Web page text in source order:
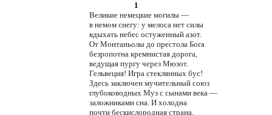
1
Великие немецкие могилы —
в немом снегу: у мелоса нет силы
вдыхать небес остуженный азот.
От Монтаньолы до престола Бога
безропотна кремнистая дорога,
ведущая пургу через Мюзот.
Гельвеция! Игра стеклянных бус!
Здесь заключен мучительный союз
глубоководных Муз с сынами века —
заложниками сна. И холодна
почти бескислородная страна,